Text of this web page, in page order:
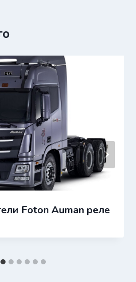
Foton Auman реле